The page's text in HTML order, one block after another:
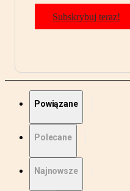
Subskrybuj teraz!
Powiązane
Polecane
Najnowsze